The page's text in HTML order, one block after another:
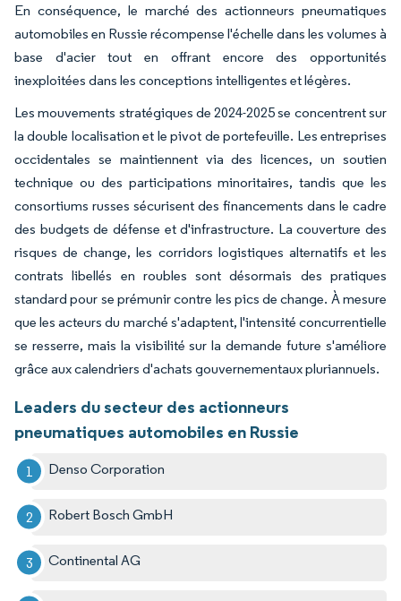
En conséquence, le marché des actionneurs pneumatiques
automobiles en Russie récompense l'échelle dans les volumes à
base d'acier tout en offrant encore des opportunités
inexploitées dans les conceptions intelligentes et légères.
Les mouvements stratégiques de 2024-2025 se concentrent sur
la double localisation et le pivot de portefeuille. Les entreprises
occidentales se maintiennent via des licences, un soutien
technique ou des participations minoritaires, tandis que les
consortiums russes sécurisent des financements dans le cadre
des budgets de défense et d'infrastructure. La couverture des
risques de change, les corridors logistiques alternatifs et les
contrats libellés en roubles sont désormais des pratiques
standard pour se prémunir contre les pics de change. À mesure
que les acteurs du marché s'adaptent, l'intensité concurrentielle
se resserre, mais la visibilité sur la demande future s'améliore
grâce aux calendriers d'achats gouvernementaux pluriannuels.
Leaders du secteur des actionneurs
pneumatiques automobiles en Russie
Denso Corporation
Robert Bosch GmbH
Continental AG